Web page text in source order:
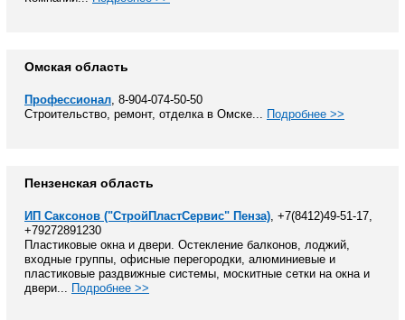
Омская область
Профессионал, 8-904-074-50-50
Строительство, ремонт, отделка в Омске... Подробнее >>
Пензенская область
ИП Саксонов ("СтройПластСервис" Пенза), +7(8412)49-51-17,
+79272891230
Пластиковые окна и двери. Остекление балконов, лоджий,
входные группы, офисные перегородки, алюминиевые и
пластиковые раздвижные системы, москитные сетки на окна и
двери... Подробнее >>